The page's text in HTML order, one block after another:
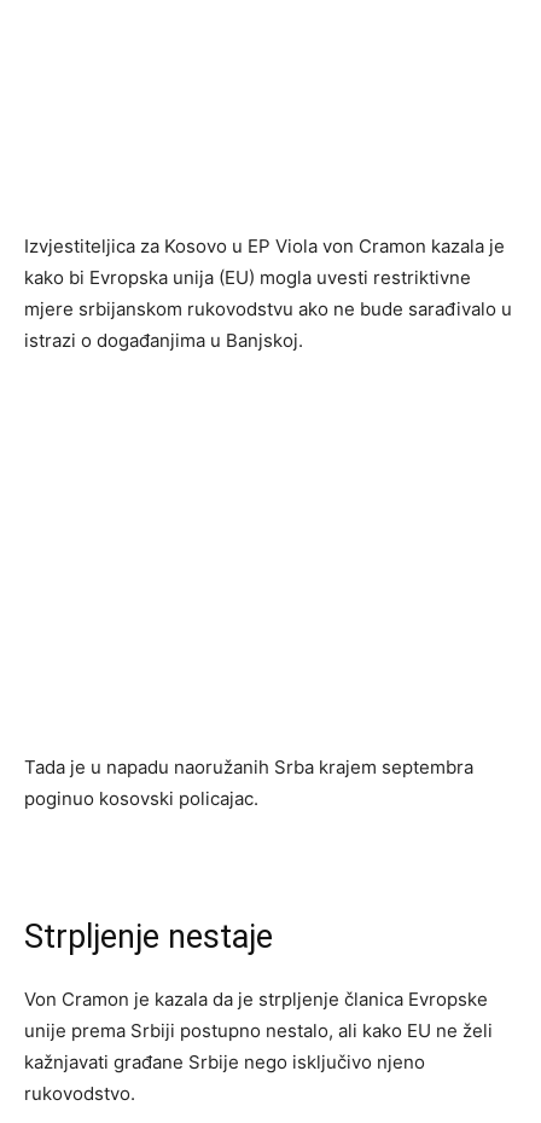
Izvjestiteljica za Kosovo u EP Viola von Cramon kazala je
kako bi Evropska unija (EU) mogla uvesti restriktivne
mjere srbijanskom rukovodstvu ako ne bude sarađivalo u
istrazi o događanjima u Banjskoj.
Tada je u napadu naoružanih Srba krajem septembra
poginuo kosovski policajac.
Strpljenje nestaje
Von Cramon je kazala da je strpljenje članica Evropske
unije prema Srbiji postupno nestalo, ali kako EU ne želi
kažnjavati građane Srbije nego isključivo njeno
rukovodstvo.